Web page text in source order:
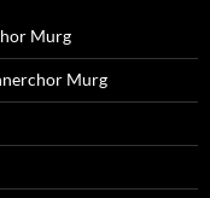
Murg
Murg